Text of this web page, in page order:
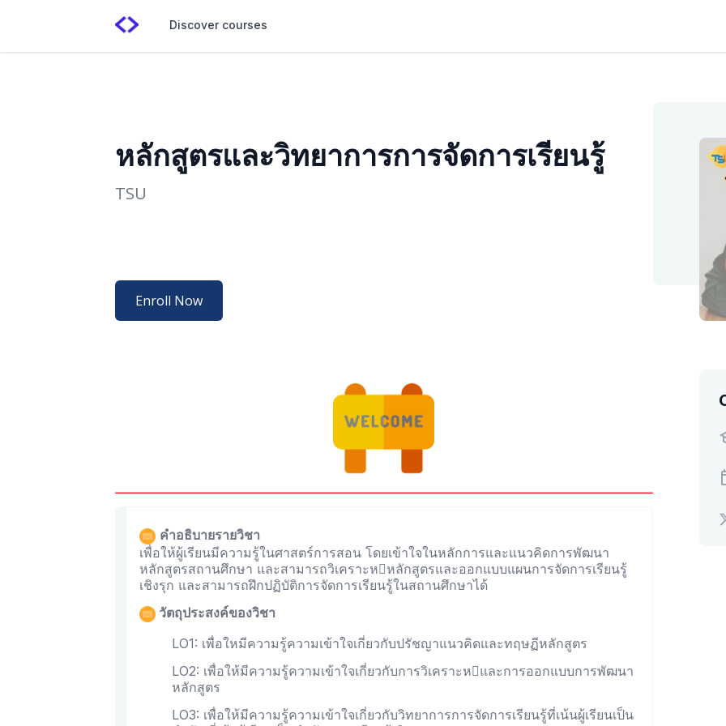
Discover courses
หลักสูตรและวิทยาการการจัดการเรียนรู้
TSU
Enroll Now
คำอธิบายรายวิชา
เพื่อให้ผู้เรียนมีความรู้ในศาสตร์การสอน โดยเข้าใจในหลักการและแนวคิดการพัฒนา
หลักสูตรสถานศึกษา และสามารถวิเคราะหหลักสูตรและออกแบบแผนการจัดการเรียนรู้
เชิงรุก และสามารถฝึกปฏิบัติการจัดการเรียนรู้ในสถานศึกษาได้
วัตถุประสงค์ของวิชา
LO1: เพื่อใหมีความรู้ความเข้าใจเกี่ยวกับปรัชญาแนวคิดและทฤษฏีหลักสูตร
LO2: เพื่อให้มีความรู้ความเข้าใจเกี่ยวกับการวิเคราะหและการออกแบบการพัฒนา
หลักสูตร
LO3: เพื่อให้มีความรู้ความเข้าใจเกี่ยวกับวิทยาการการจัดการเรียนรู้ที่เน้นผู้เรียนเป็น